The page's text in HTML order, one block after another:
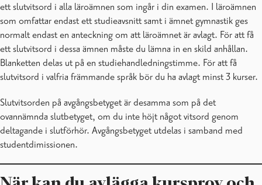
ett slutvitsord i alla läroämnen som ingår i din examen. I läroämnen
som omfattar endast ett studieavsnitt samt i ämnet gymnastik ges
normalt endast en anteckning om att läroämnet är avlagt. För att få
ett slutvitsord i dessa ämnen måste du lämna in en skild anhållan.
Blanketten delas ut på en studiehandledningstimme. För att få
slutvitsord i valfria främmande språk bör du ha avlagt minst 3 kurser.
Slutvitsorden på avgångsbetyget är desamma som på det
ovannämnda slutbetyget, om du inte höjt något vitsord genom
deltagande i slutförhör. Avgångsbetyget utdelas i samband med
studentdimissionen.